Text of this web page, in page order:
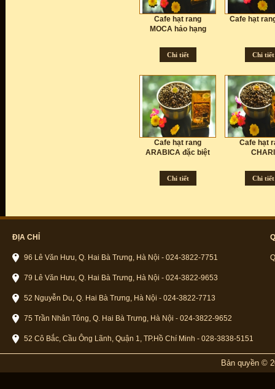
Cafe hạt rang
MOCA hảo hạng
Chi tiết
Cafe hạt
Chi tiết
Cafe hạt rang
ARABICA đặc biệt
Chi tiết
Cafe hạt
CHARI
Chi tiết
ĐỊA CHỈ
96 Lê Văn Hưu, Q. Hai Bà Trưng, Hà Nội - 024-3822-7751
79 Lê Văn Hưu, Q. Hai Bà Trưng, Hà Nội - 024-3822-9653
52 Nguyễn Du, Q. Hai Bà Trưng, Hà Nội - 024-3822-7713
75 Trần Nhân Tông, Q. Hai Bà Trưng, Hà Nội - 024-3822-9652
52 Cô Bắc, Cầu Ông Lãnh, Quận 1, TP.Hồ Chí Minh - 028-3838-5151
Bản quyền ©